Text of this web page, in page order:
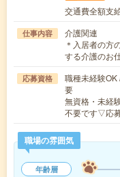
交通費全額支
仕事内容
介護関連
＊入居者の方
する介護のお
応募資格
職種未経験OK
要
無資格・未経
不要です▽応
職場の雰囲気
年齢層